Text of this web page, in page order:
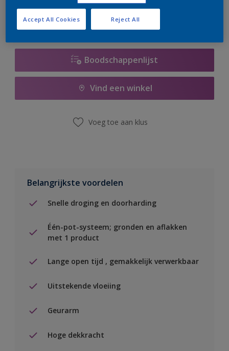
Boodschappenlijst
Vind een winkel
Voeg toe aan klus
Belangrijkste voordelen
Snelle droging en doorharding
Één-pot-systeem; gronden en aflakken
met 1 product
Lange open tijd , gemakkelijk verwerkbaar
Uitstekende vloeiing
Geurarm
Hoge dekkracht
Reject All
Accept All Cookies